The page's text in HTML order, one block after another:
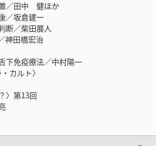
／田中 健ほか
／坂倉建一
断／柴田展人
神田橋宏治
下免疫療法／中村陽一
カルト〉
〉第13回